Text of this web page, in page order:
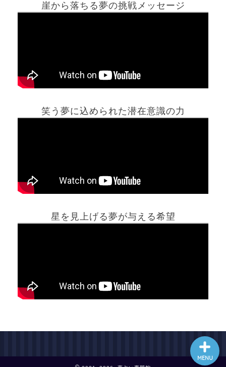
崖から落ちる夢の挑戦メッセージ
笑う夢に込められた潜在意識の力
星を見上げる夢が与える希望
MENU
ホーム
最新記事動画